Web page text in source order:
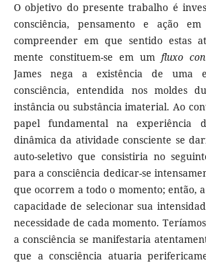
O objetivo do presente trabalho é
consciência, pensamento e ação
compreender em que sentido estas
mente constituem-se em umfluxo
James nega a existência de uma
consciência, entendida nos moldes
instância ou substância imaterial. Ao
papel fundamental na experiência
dinâmica da atividade consciente se
auto-seletivo que consistiria no
para a consciência dedicar-se
que ocorrem a todo o momento; então,
capacidade de selecionar sua
necessidade de cada momento.
a consciência se manifestaria
que a consciência atuaria